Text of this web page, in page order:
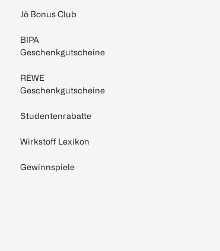
Jö Bonus Club
BIPA
Geschenkgutscheine
REWE
Geschenkgutscheine
Studentenrabatte
Wirkstoff Lexikon
Gewinnspiele